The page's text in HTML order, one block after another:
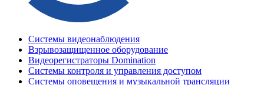
Системы видеонаблюдения
Взрывозащищенное оборудование
Видеорегистраторы Domination
Системы контроля и управления доступом
Системы оповещения и музыкальной трансляции